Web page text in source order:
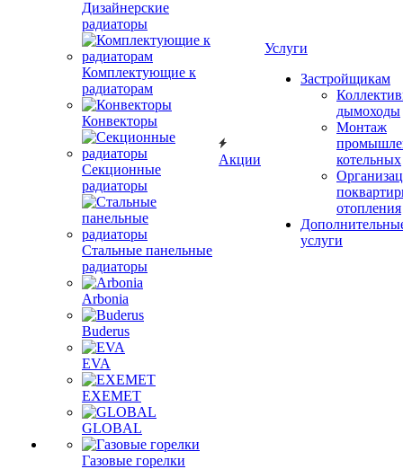
Дизайнерские
радиаторы
Комплектующие к
радиаторам
Конвекторы
Секционные
радиаторы
Стальные панельные
радиаторы
Arbonia
Buderus
EVA
EXEMET
GLOBAL
Газовые горелки
Акции
Услуги
Застройщикам
дымоходы
Монтаж
котельных
отопления
услуги